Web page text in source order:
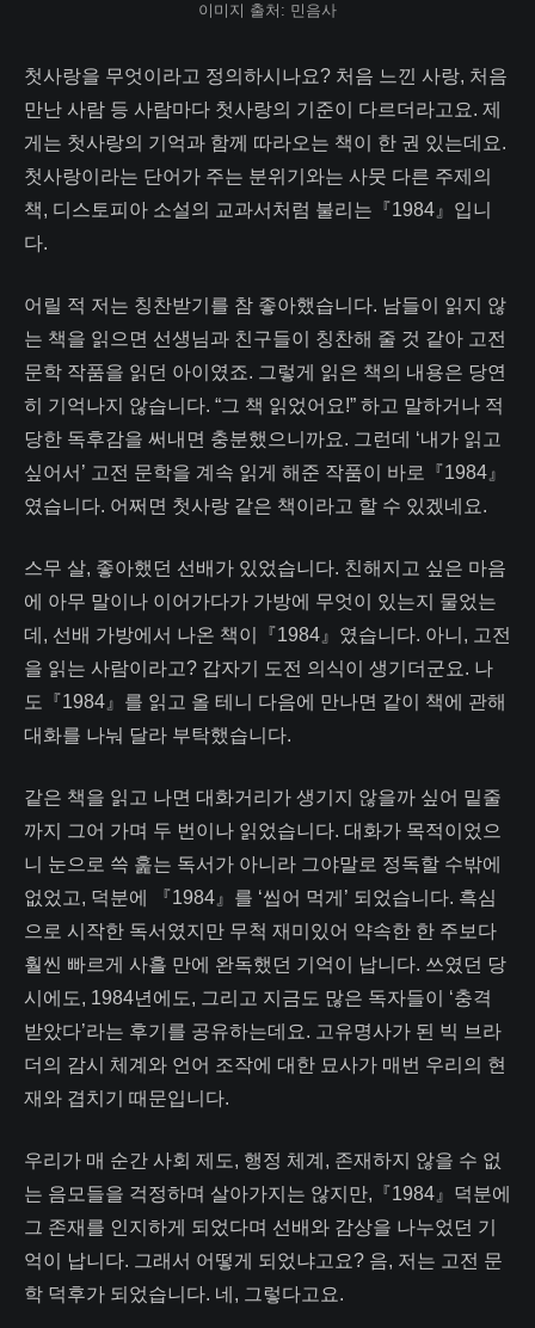
이미지 출처: 민음사
첫사랑을 무엇이라고 정의하시나요? 처음 느낀 사랑, 처음
만난 사람 등 사람마다 첫사랑의 기준이 다르더라고요. 제
게는 첫사랑의 기억과 함께 따라오는 책이 한 권 있는데요.
첫사랑이라는 단어가 주는 분위기와는 사뭇 다른 주제의
책, 디스토피아 소설의 교과서처럼 불리는『1984』입니
다.
어릴 적 저는 칭찬받기를 참 좋아했습니다. 남들이 읽지 않
는 책을 읽으면 선생님과 친구들이 칭찬해 줄 것 같아 고전
문학 작품을 읽던 아이였죠. 그렇게 읽은 책의 내용은 당연
히 기억나지 않습니다. “그 책 읽었어요!” 하고 말하거나 적
당한 독후감을 써내면 충분했으니까요. 그런데 ‘내가 읽고
싶어서’ 고전 문학을 계속 읽게 해준 작품이 바로『1984』
였습니다. 어쩌면 첫사랑 같은 책이라고 할 수 있겠네요.
스무 살, 좋아했던 선배가 있었습니다. 친해지고 싶은 마음
에 아무 말이나 이어가다가 가방에 무엇이 있는지 물었는
데, 선배 가방에서 나온 책이『1984』였습니다. 아니, 고전
을 읽는 사람이라고? 갑자기 도전 의식이 생기더군요. 나
도『1984』를 읽고 올 테니 다음에 만나면 같이 책에 관해
대화를 나눠 달라 부탁했습니다.
같은 책을 읽고 나면 대화거리가 생기지 않을까 싶어 밑줄
까지 그어 가며 두 번이나 읽었습니다. 대화가 목적이었으
니 눈으로 쓱 훑는 독서가 아니라 그야말로 정독할 수밖에
없었고, 덕분에 『1984』를 ‘씹어 먹게’ 되었습니다. 흑심
으로 시작한 독서였지만 무척 재미있어 약속한 한 주보다
훨씬 빠르게 사흘 만에 완독했던 기억이 납니다. 쓰였던 당
시에도, 1984년에도, 그리고 지금도 많은 독자들이 ‘충격
받았다’라는 후기를 공유하는데요. 고유명사가 된 빅 브라
더의 감시 체계와 언어 조작에 대한 묘사가 매번 우리의 현
재와 겹치기 때문입니다.
우리가 매 순간 사회 제도, 행정 체계, 존재하지 않을 수 없
는 음모들을 걱정하며 살아가지는 않지만,『1984』덕분에
그 존재를 인지하게 되었다며 선배와 감상을 나누었던 기
억이 납니다. 그래서 어떻게 되었냐고요? 음, 저는 고전 문
학 덕후가 되었습니다. 네, 그렇다고요.